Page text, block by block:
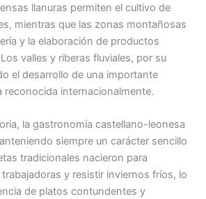
llanuras permiten el cultivo de
mientras que las zonas montañosas
y la elaboración de productos
valles y riberas fluviales, por su
el desarrollo de una importante
reconocida internacionalmente.
la gastronomía castellano-leonesa
siempre un carácter sencillo
tradicionales nacieron para
y resistir inviernos fríos, lo
de platos contundentes y